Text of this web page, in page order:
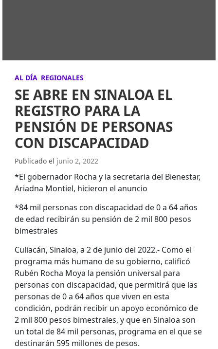
AL DÍA REGIONALES
SE ABRE EN SINALOA EL
REGISTRO PARA LA
PENSIÓN DE PERSONAS
CON DISCAPACIDAD
Publicado el junio 2, 2022
*El gobernador Rocha y la secretaria del Bienestar,
Ariadna Montiel, hicieron el anuncio
*84 mil personas con discapacidad de 0 a 64 años
de edad recibirán su pensión de 2 mil 800 pesos
bimestrales
Culiacán, Sinaloa, a 2 de junio del 2022.- Como el
programa más humano de su gobierno, calificó
Rubén Rocha Moya la pensión universal para
personas con discapacidad, que permitirá que las
personas de 0 a 64 años que viven en esta
condición, podrán recibir un apoyo económico de
2 mil 800 pesos bimestrales, y que en Sinaloa son
un total de 84 mil personas, programa en el que se
destinarán 595 millones de pesos.